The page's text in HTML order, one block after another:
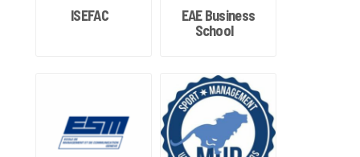
ISEFAC
EAE Business
School